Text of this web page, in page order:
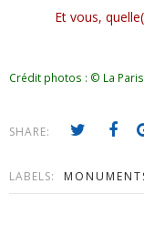
Et vous,
Crédit photos : © La
SHARE:
LABELS: